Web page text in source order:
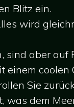
Blitz ein.
wird
sind aber auf
einem coolen
Sie
was dem